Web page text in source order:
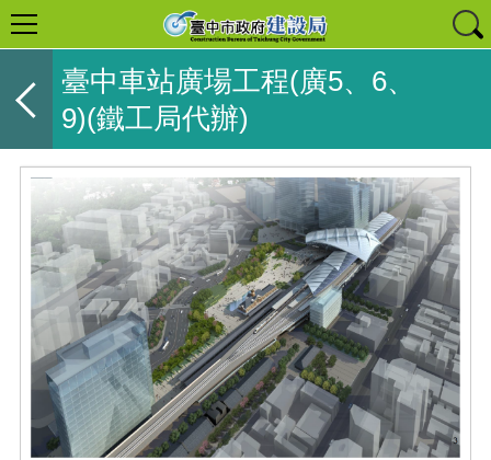
臺中車站廣場工程(廣5、6、
9)(鐵工局代辦)